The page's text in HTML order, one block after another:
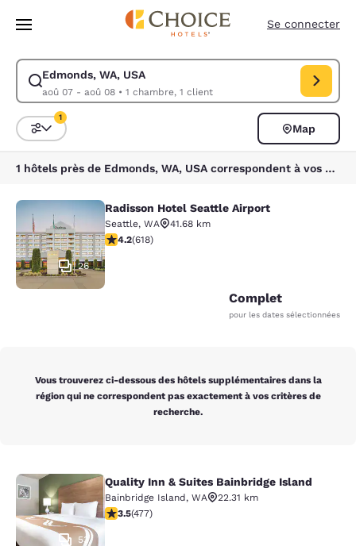
Sauter à Contenu Principal
Se connecter
Edmonds, WA, USA
aoû 07 - aoû 08• 1 chambre, 1 client
Modifier la recherche pour Edmonds, WA, USA. Date d’arrivée aoû
Triez et filtrez
1
Map
1 hôtels près de Edmonds, WA, USA correspondent à vos filtres
Radisson Hotel Seattle Airport
26
Radisson Hotel Seattle Airport
Seattle, WA
41.68 km
4.17 étoiles. Très Bien. 618 commentaires
4.2(618)
Complet
pour les dates sélectionnées
Vous trouverez ci-dessous des hôtels supplémentaires dans la
région qui ne correspondent pas exactement à vos critères de
recherche.
Quality Inn & Suites Bainbridge
53
Quality Inn & Suites Bainbridge Island
Bainbridge Island, WA
22.31 km
3.54 étoiles. Bien. 477 commentaires
3.5(477)